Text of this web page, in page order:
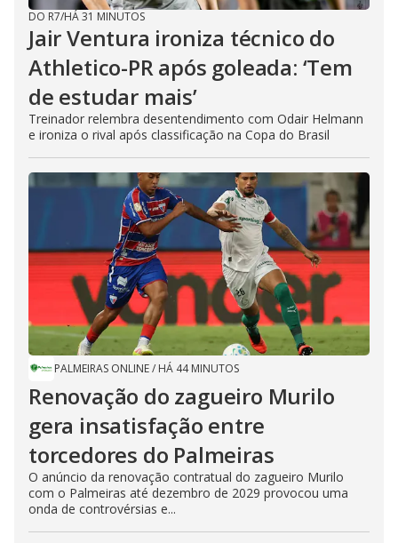
DO R7/HÁ 31 MINUTOS
Jair Ventura ironiza técnico do
Athletico-PR após goleada: ‘Tem
de estudar mais’
Treinador relembra desentendimento com Odair Helmann
e ironiza o rival após classificação na Copa do Brasil
PALMEIRAS ONLINE/ HÁ 44 MINUTOS
Renovação do zagueiro Murilo
gera insatisfação entre
torcedores do Palmeiras
O anúncio da renovação contratual do zagueiro Murilo
com o Palmeiras até dezembro de 2029 provocou uma
onda de controvérsias e...